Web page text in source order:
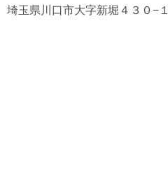
埼玉県川口市大字新堀４３０−１